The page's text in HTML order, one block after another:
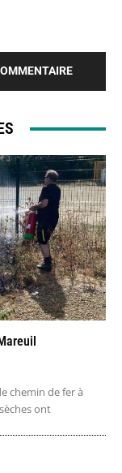
chemin de fer à
ont